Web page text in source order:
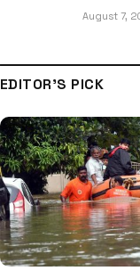
August 7,
EDITOR'S PICK